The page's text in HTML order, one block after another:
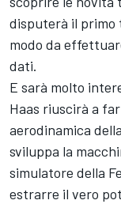
disputerà il primo
modo da
dati.
E sarà molto
Haas riuscirà a
aerodinamica
sviluppa la
simulatore della
estrarre il vero